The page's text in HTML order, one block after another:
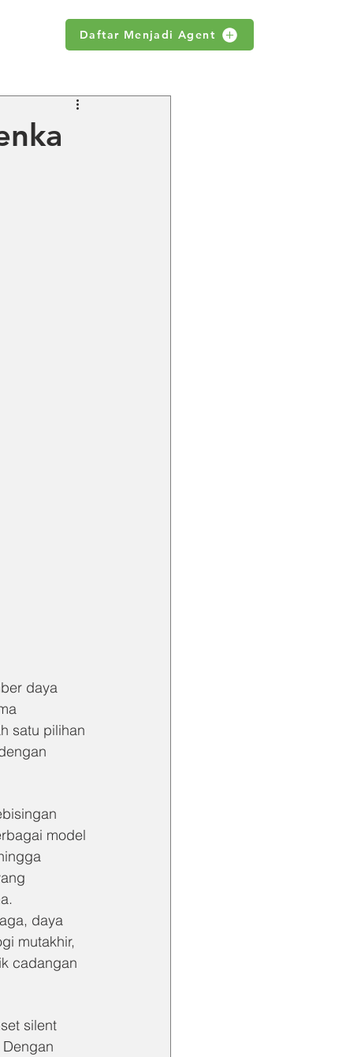
Daftar Menjadi Agent
daya
satu pilihan
model
daya
mutakhir,
cadangan
silent